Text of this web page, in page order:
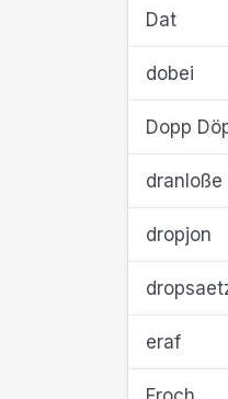
Dat
dobei
Dopp
dranloße
dropjon
eraf